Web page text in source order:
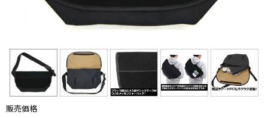
販売価格